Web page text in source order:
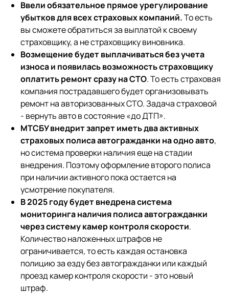
Ввели обязательное прямое урегулирование
убытков для всех страховых компаний.То есть
вы сможете обратиться за выплатой к своему
страховщику, а не страховщику виновника.
Возмещение будет выплачиваться без учета
износа и появилась возможность страховщику
оплатить ремонт сразу на СТО. То есть страховая
компания пострадавшего будет организовывать
ремонт на авторизованных СТО. Задача страховой
- вернуть авто в состояние «до ДТП».
МТСБУ внедрит запрет иметь два активных
страховых полиса автогражданки на одно авто,
но система проверки наличия еще на стадии
внедрения. Поэтому оформление второго полиса
при наличии активного пока остается на
усмотрение покупателя.
В 2025 году будет внедрена система
мониторинга наличия полиса автогражданки
через систему камер контроля скорости.
Количество наложенных штрафов не
ограничивается, то есть каждая остановка
полицию за езду без автогражданки или каждый
проезд камер контроля скорости - это новый
штраф.